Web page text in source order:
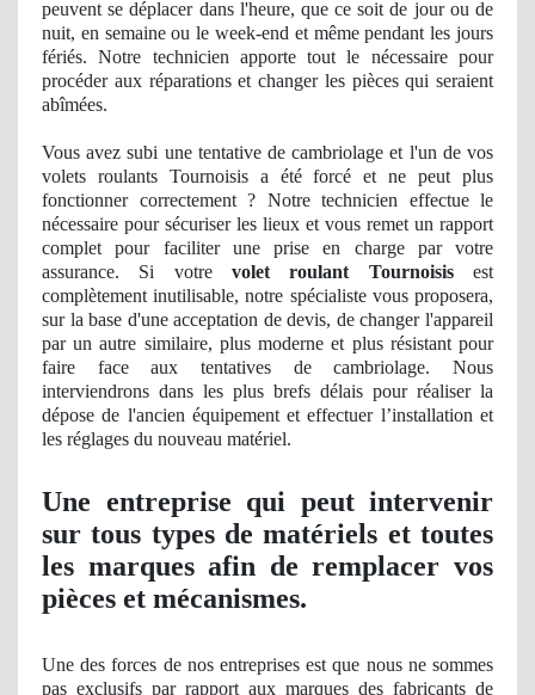
peuvent se déplacer dans l'heure, que ce soit de jour ou de
nuit, en semaine ou le week-end et même pendant les jours
fériés. Notre technicien apporte tout le nécessaire pour
procéder aux réparations et changer les pièces qui seraient
abîmées.
Vous avezsubi une tentative de cambriolage et l'un de vos
volets roulants Tournoisis a été forcé et ne peut plus
fonctionner correctement ? Notre technicien effectue le
nécessaire pour sécuriser les lieux et vous remet un rapport
complet pour faciliter une prise en charge par votre
assurance. Si votre volet roulant Tournoisisest
complètement inutilisable, notre spécialiste vous proposera,
sur la base d'une acceptation de devis, dechanger l'appareil
par un autre similaire, plus moderne et plus résistant pour
faire face aux tentatives de cambriolage. Nous
interviendrons dans les plus brefs délais pour réaliser la
dépose de l'ancien équipement et effectuer l’installation et
les réglages du nouveau matériel.
Une entreprise qui peut intervenir
sur tous types de matériels et toutes
les marques afin de remplacer vos
pièces et mécanismes.
Une des forces de nos entreprises est que nous ne sommes
pas exclusifs par rapport aux marques des fabricants de